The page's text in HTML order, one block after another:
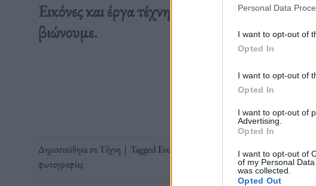
Personal Data
I want to opt-out of
Opted In
I want to opt-out of
Opted In
I want to opt-out of
Advertising.
Opted In
I want to opt-out of
of my Personal
was collected.
Opted Out
Εικόνες και έργα τέχνης από έναν άλλον
βιώνουμε.
Διαβάστε
Δημοσιεύθηκε σεΤέχνη | TaggedΕικόνες από Μετάξι Κέντρο Δημιουργικής
φωτογραφίες